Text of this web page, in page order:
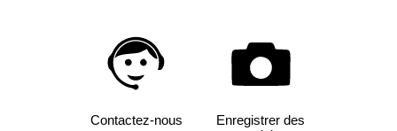
Contactez-nous
Enregistrer des